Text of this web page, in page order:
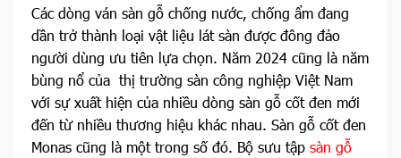
Các dòng ván sàn gỗ chống nước, chống ẩm đang
dần trở thành loại vật liệu lát sàn được đông đảo
người dùng ưu tiên lựa chọn. Năm 2024 cũng là năm
bùng nổ của thị trường sàn công nghiệp Việt Nam
với sự xuất hiện của nhiều dòng sàn gỗ cốt đen mới
đến từ nhiều thương hiệu khác nhau. Sàn gỗ cốt đen
Monas cũng là một trong số đó. Bộ sưu tập sàn gỗ